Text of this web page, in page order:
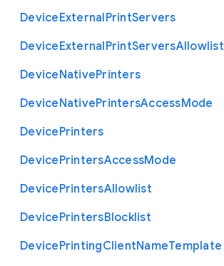
DeviceExternalPrintServers
DeviceExternalPrintServersAllowlist
DeviceNativePrinters
DeviceNativePrintersAccessMode
DevicePrinters
DevicePrintersAccessMode
DevicePrintersAllowlist
DevicePrintersBlocklist
DevicePrintingClientNameTemplate